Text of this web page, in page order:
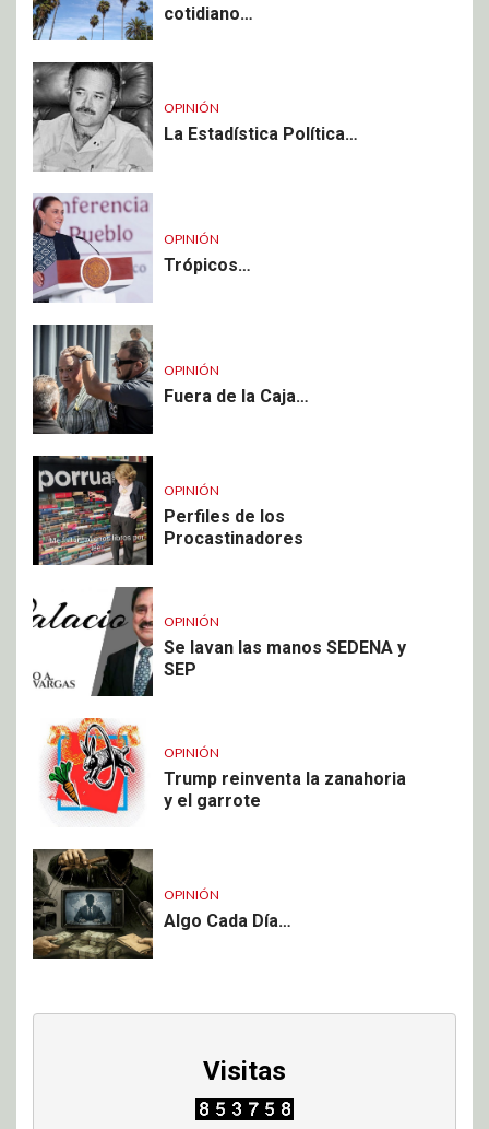
cotidiano…
OPINIÓN
La Estadística Política…
OPINIÓN
Trópicos…
OPINIÓN
Fuera de la Caja…
OPINIÓN
Perfiles de los
Procastinadores
OPINIÓN
Se lavan las manos SEDENA y
SEP
OPINIÓN
Trump reinventa la zanahoria
y el garrote
OPINIÓN
Algo Cada Día…
Visitas